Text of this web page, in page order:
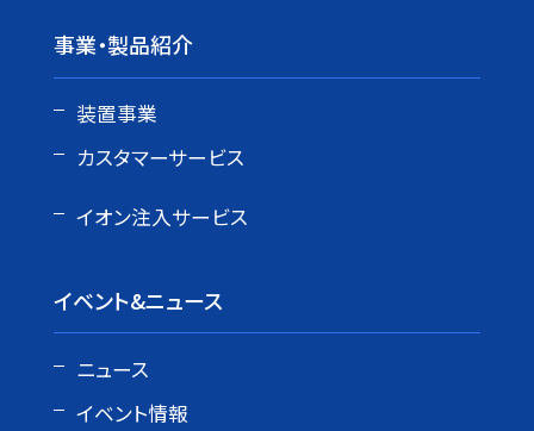
事業・製品紹介
装置事業
カスタマーサービス
イオン注入サービス
イベント&ニュース
ニュース
イベント情報